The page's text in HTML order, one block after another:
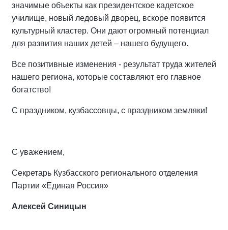
значимые объекты как президентское кадетское
училище, новый ледовый дворец, вскоре появится
культурный кластер. Они дают огромный потенциал
для развития наших детей – нашего будущего.
Все позитивные изменения - результат труда жителей
нашего региона, которые составляют его главное
богатство!
С праздником, кузбассовцы, с праздником земляки!
С уважением,
Секретарь Кузбасского регионального отделения
Партии «Единая Россия»
Алексей Синицын